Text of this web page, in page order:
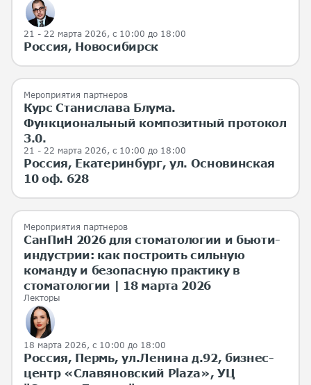
21 - 22 марта 2026, с 10:00 до 18:00
Россия, Новосибирск
Мероприятия партнеров
Курс Станислава Блума.
Функциональный композитный протокол
3.0.
21 - 22 марта 2026, с 10:00 до 18:00
Россия, Екатеринбург, ул. Основинская
10 оф. 628
Мероприятия партнеров
СанПиН 2026 для стоматологии и бьюти-
индустрии: как построить сильную
команду и безопасную практику в
стоматологии | 18 марта 2026
Лекторы
18 марта 2026, с 10:00 до 18:00
Россия, Пермь, ул.Ленина д.92, бизнес-
центр «Славяновский Plaza», УЦ